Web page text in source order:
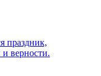
праздник,
верности.